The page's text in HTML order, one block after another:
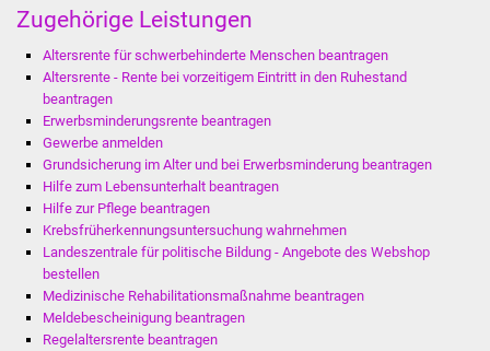
Veröffentlichungen
Ortsrecht
FNP / Bebauungspläne
Wahlen
Zugehörige Leistungen
Altersrente für schwerbehinderte Menschen beantragen
Altersrente - Rente bei vorzeitigem Eintritt in den Ruhestand
beantragen
Erwerbsminderungsrente beantragen
Gewerbe anmelden
Grundsicherung im Alter und bei Erwerbsminderung beantragen
Hilfe zum Lebensunterhalt beantragen
Hilfe zur Pflege beantragen
Krebsfrüherkennungsuntersuchung wahrnehmen
Landeszentrale für politische Bildung - Angebote des Webshop
bestellen
Medizinische Rehabilitationsmaßnahme beantragen
Meldebescheinigung beantragen
Regelaltersrente beantragen